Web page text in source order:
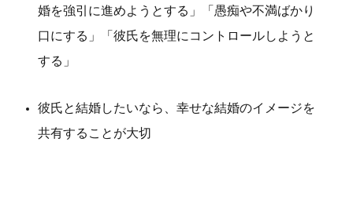
婚を強引に進めようとする」「愚痴や不満ばかり
口にする」「彼氏を無理にコントロールしようと
する」
彼氏と結婚したいなら、幸せな結婚のイメージを
共有することが大切